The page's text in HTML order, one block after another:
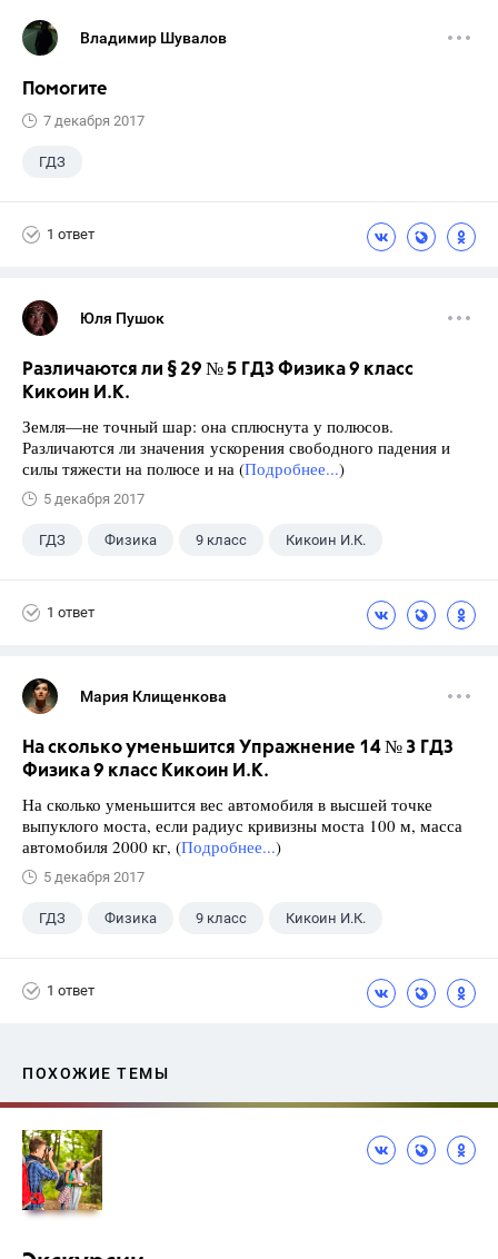
Владимир Шувалов
Помогите
7 декабря 2017
ГДЗ
1 ответ
Юля Пушок
Различаются ли § 29 № 5 ГДЗ Физика 9 класс
Кикоин И.К.
Земля—не точный шар: она сплюснута у полюсов.
Различаются ли значения ускорения свободного падения и
силы тяжести на полюсе и на (Подробнее...)
5 декабря 2017
ГДЗ Физика 9 класс Кикоин И.К.
1 ответ
Мария Клищенкова
На сколько уменьшится Упражнение 14 № 3 ГДЗ
Физика 9 класс Кикоин И.К.
На сколько уменьшится вес автомобиля в высшей точке
выпуклого моста, если радиус кривизны моста 100 м, масса
автомобиля 2000 кг, (Подробнее...)
5 декабря 2017
ГДЗ Физика 9 класс Кикоин И.К.
1 ответ
ПОХОЖИЕ ТЕМЫ